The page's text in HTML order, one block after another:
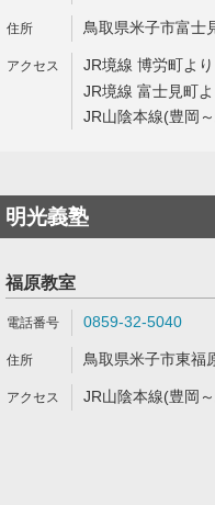
鳥取県米子市富士
JR境線 博労町よ
JR境線 富士見町
JR山陰本線(豊岡
明光義塾
福原教室
0859-32-5040
鳥取県米子市東福
JR山陰本線(豊岡